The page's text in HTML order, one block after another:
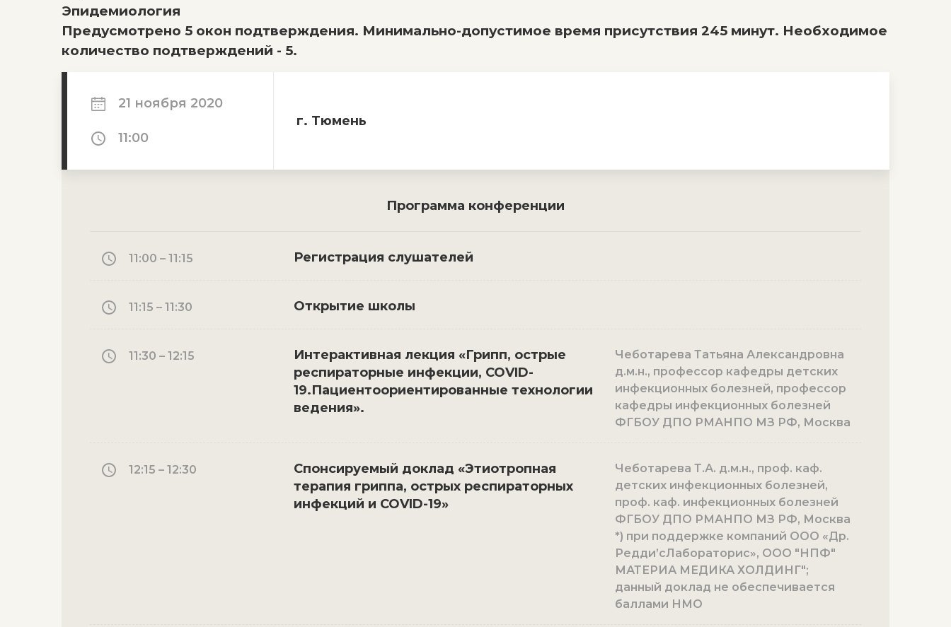
Эпидемиология
Предусмотрено 5 окон подтверждения. Минимально-допустимое время присутствия 245 минут. Необходимое
количество подтверждений - 5.
21 ноября 2020
11:00
г. Тюмень
Программа конференции
11:00 – 11:15 Регистрация слушателей
11:15 – 11:30 Открытие школы
11:30 – 12:15
Интерактивная лекция «Грипп, острые
респираторные инфекции, COVID-
19.Пациентоориентированные технологии
ведения».
Чеботарева Татьяна Александровна
д.м.н., профессор кафедры детских
инфекционных болезней, профессор
кафедры инфекционных болезней
ФГБОУ ДПО РМАНПО МЗ РФ, Москва
12:15 – 12:30
Спонсируемый доклад «Этиотропная
терапия гриппа, острых респираторных
инфекций и COVID-19»
Чеботарева Т.А. д.м.н., проф. каф.
детских инфекционных болезней,
проф. каф. инфекционных болезней
ФГБОУ ДПО РМАНПО МЗ РФ, Москва
*) при поддержке компаний ООО «Др.
Редди’сЛабораторис», ООО "НПФ"
МАТЕРИА МЕДИКА ХОЛДИНГ";
данный доклад не обеспечивается
баллами НМО